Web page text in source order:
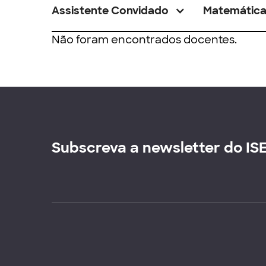
Assistente Convidado Matemática
Não foram encontrados docentes.
Subscreva a newsletter do